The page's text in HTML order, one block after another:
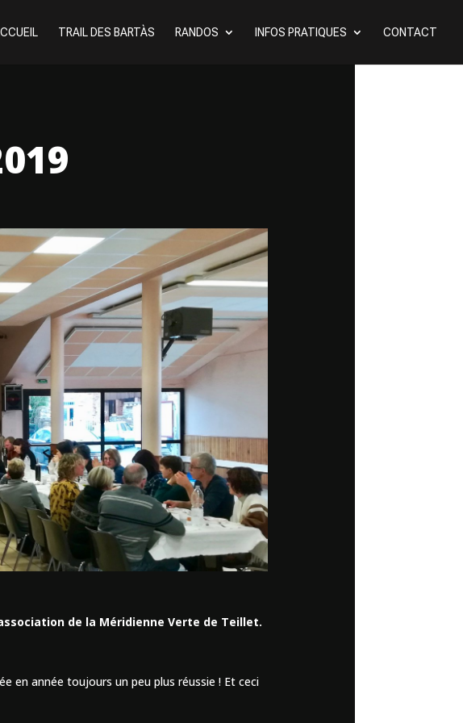
TRAIL DES BARTÀS RANDOS INFOS PRATIQUES CONTACT
de la Méridienne Verte de Teillet.
en année toujours un peu plus réussie ! Et ceci